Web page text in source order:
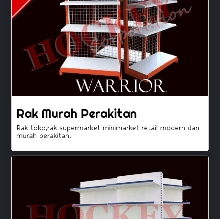
Rak Murah Perakitan
Rak toko,rak supermarket minimarket retail modern dan
murah perakitan.